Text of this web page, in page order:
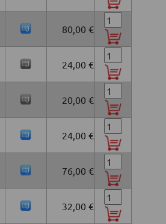
80,00 €
24,00 €
20,00 €
24,00 €
76,00 €
32,00 €